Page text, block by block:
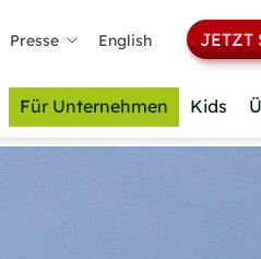
Presse English JETZT
Für Unternehmen Kids